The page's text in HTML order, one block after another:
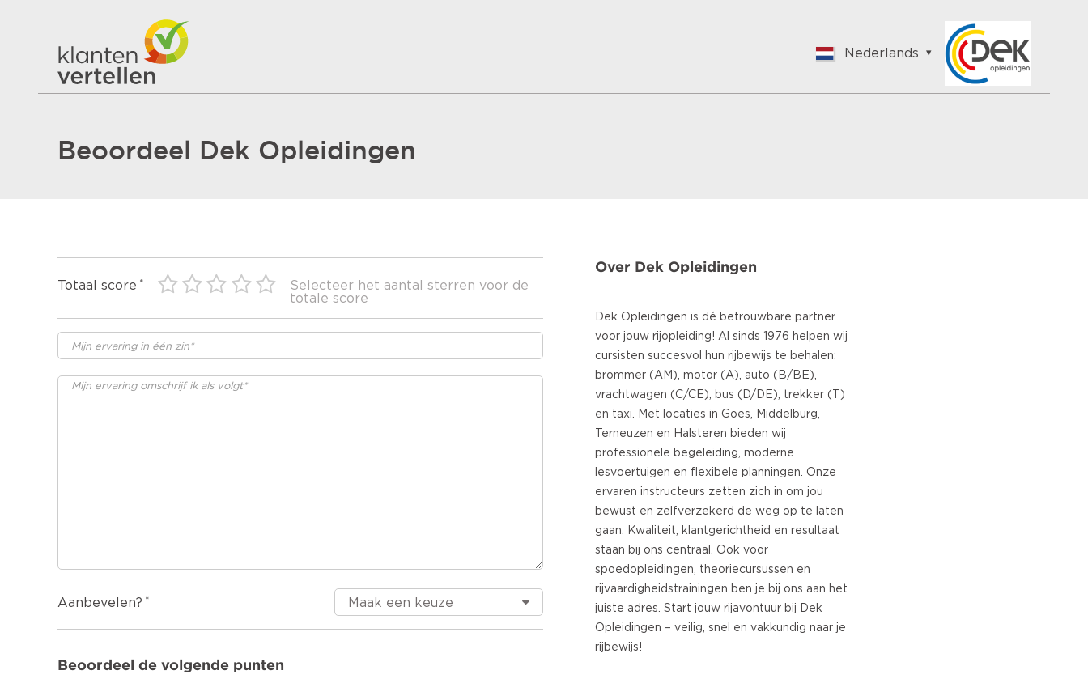
Nederlands
Nederlands
Beoordeel Dek Opleidingen
Totaal score
Selecteer het aantal sterren voor de
totale score
Aanbevelen?
Beoordeel de volgende punten
Over Dek Opleidingen
Dek Opleidingen is dé betrouwbare partner
voor jouw rijopleiding! Al sinds 1976 helpen wij
cursisten succesvol hun rijbewijs te behalen:
brommer (AM), motor (A), auto (B/BE),
vrachtwagen (C/CE), bus (D/DE), trekker (T)
en taxi. Met locaties in Goes, Middelburg,
Terneuzen en Halsteren bieden wij
professionele begeleiding, moderne
lesvoertuigen en flexibele planningen. Onze
ervaren instructeurs zetten zich in om jou
bewust en zelfverzekerd de weg op te laten
gaan. Kwaliteit, klantgerichtheid en resultaat
staan bij ons centraal. Ook voor
spoedopleidingen, theoriecursussen en
rijvaardigheidstrainingen ben je bij ons aan het
juiste adres. Start jouw rijavontuur bij Dek
Opleidingen – veilig, snel en vakkundig naar je
rijbewijs!